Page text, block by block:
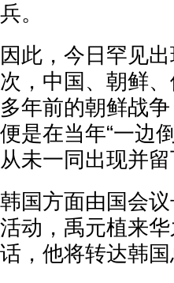
兵。
因此，今日罕见
次，中国、朝鲜
多年前的朝鲜战
便是在当年“一边
从未一同出现并留
韩国方面由国会
活动，禹元植来
话，他将转达韩